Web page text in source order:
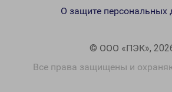
© ООО «ПЭК»,
Все права защищены и
О защите персональных